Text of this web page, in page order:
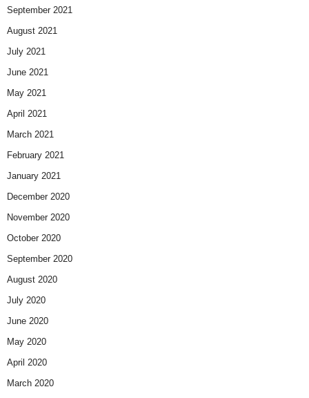
September 2021
August 2021
July 2021
June 2021
May 2021
April 2021
March 2021
February 2021
January 2021
December 2020
November 2020
October 2020
September 2020
August 2020
July 2020
June 2020
May 2020
April 2020
March 2020